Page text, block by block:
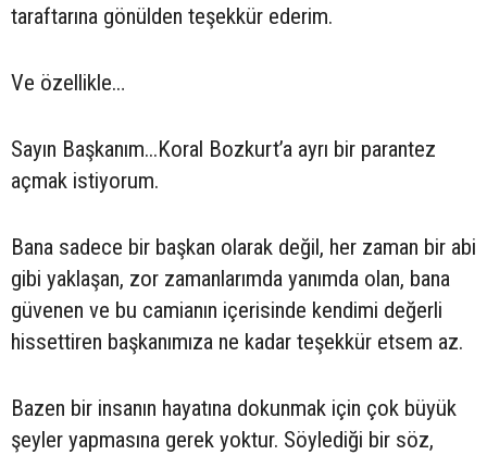
taraftarına gönülden teşekkür ederim.
Ve özellikle…
Sayın Başkanım...Koral Bozkurt’a ayrı bir parantez
açmak istiyorum.
Bana sadece bir başkan olarak değil, her zaman bir abi
gibi yaklaşan, zor zamanlarımda yanımda olan, bana
güvenen ve bu camianın içerisinde kendimi değerli
hissettiren başkanımıza ne kadar teşekkür etsem az.
Bazen bir insanın hayatına dokunmak için çok büyük
şeyler yapmasına gerek yoktur. Söylediği bir söz,